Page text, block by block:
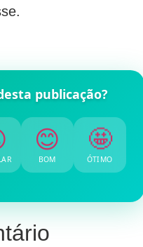
publicação?
😊
BOM
🤩
ÓTIMO